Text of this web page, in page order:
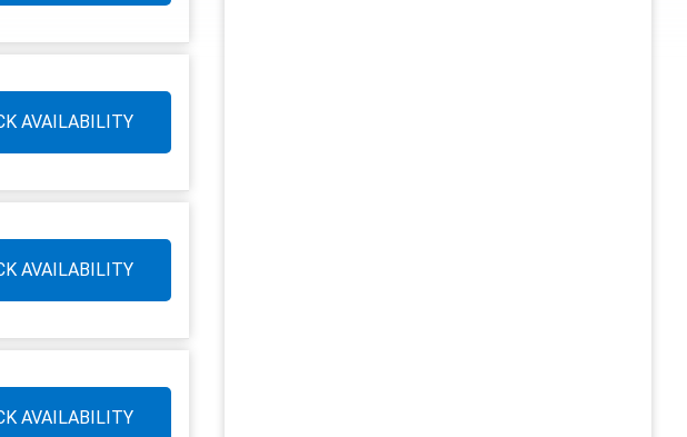
AVAILABILITY
AVAILABILITY
AVAILABILITY